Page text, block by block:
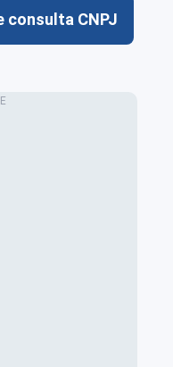
consulta CNPJ